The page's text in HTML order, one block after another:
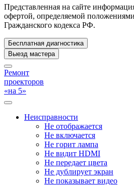
Представленная на сайте
офертой, определяемой
Гражданского кодекса РФ.
Бесплатная диагностика
Выезд мастера
Ремонт
проекторов
«на 5»
Неисправности
Не отображается
Не включается
Не горит лампа
Не видит HDMI
Не передает цвета
Не дублирует экран
Не показывает видео